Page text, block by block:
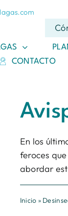
CONTACTO
En los
feroces
abordar
Inicio »